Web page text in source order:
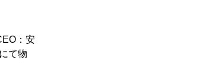
：安
て物